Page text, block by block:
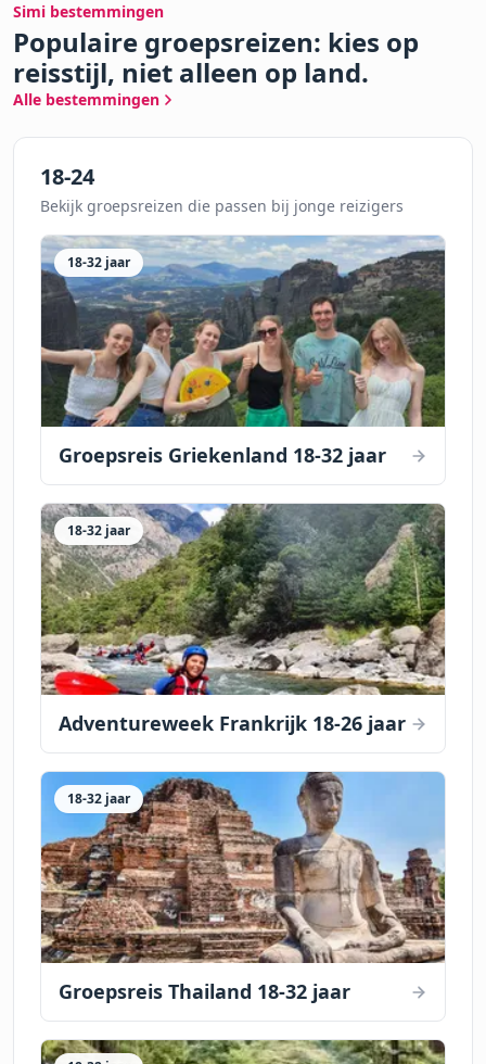
Simi bestemmingen
Populaire groepsreizen: kies op
reisstijl, niet alleen op land.
Alle bestemmingen
18-24
Bekijk groepsreizen die passen bij jonge reizigers
18-32 jaar
Groepsreis Griekenland 18-32 jaar
18-32 jaar
Adventureweek Frankrijk 18-26 jaar
18-32 jaar
Groepsreis Thailand 18-32 jaar